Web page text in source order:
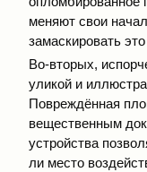
меняют свои
замаскировать
Во-вторых,
уликой и
Повреждённая
вещественным
устройства
ли место